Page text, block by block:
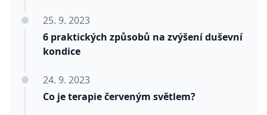
6 praktických způsobů na zvýšení duševní
kondice
25. 9. 2023
Co je terapie červeným světlem?
24. 9. 2023